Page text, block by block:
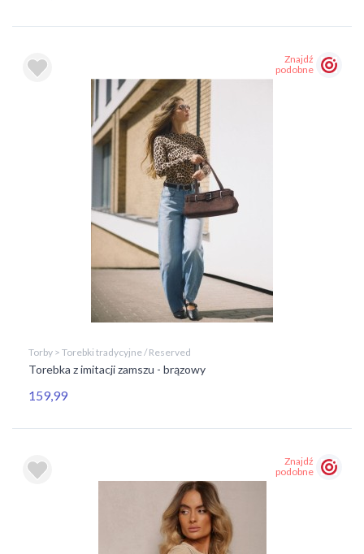
Znajdź
podobne
Torby > Torebki tradycyjne / Reserved
Torebka z imitacji zamszu - brązowy
159,99
Znajdź
podobne